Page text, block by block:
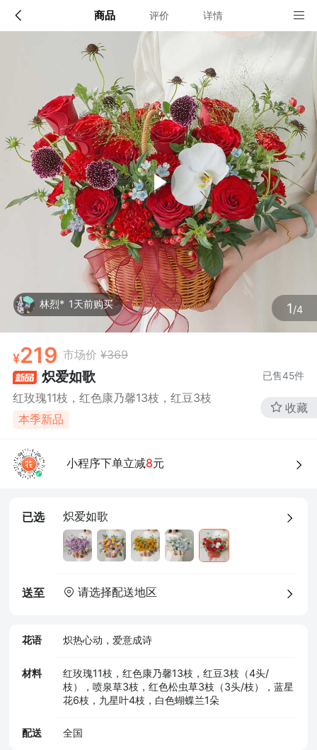
商品 评价 详情
1/4
林烈* 1天前购买
219 市场价 ¥369
炽爱如歌 已售45件
红玫瑰11枝，红色康乃馨13枝，红豆3枝
本季新品
收藏
小程序下单立减8元
已选 炽爱如歌
送至 请选择配送地区
花语 炽热心动，爱意成诗
材料
红玫瑰11枝，红色康乃馨13枝，红豆3枝（4头/
枝），喷泉草3枝，红色松虫草3枝（3头/枝），蓝星
花6枝，九星叶4枝，白色蝴蝶兰1朵
配送 全国
配送说明
确定
店铺信息
该地区暂无配送门店
确定